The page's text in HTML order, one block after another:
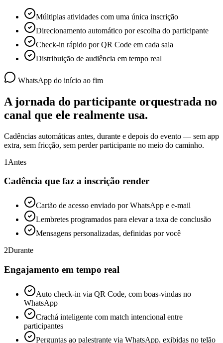
Múltiplas atividades com uma única inscrição
Direcionamento automático por escolha do participante
Check-in rápido por QR Code em cada sala
Distribuição de audiência em tempo real
WhatsApp do início ao fim
A jornada do participante orquestrada no
canal que ele realmente usa.
Cadências automáticas antes, durante e depois do evento — sem app
extra, sem fricção, sem perder participante no meio do caminho.
1 Antes
Cadência que faz a inscrição render
Cartão de acesso enviado por WhatsApp e e-mail
Lembretes programados para elevar a taxa de conclusão
Mensagens personalizadas, definidas por você
2Durante
Engajamento em tempo real
Auto check-in via QR Code, com boas-vindas no
WhatsApp
Crachá inteligente com match intencional entre
participantes
Perguntas ao palestrante via WhatsApp, exibidas no telão